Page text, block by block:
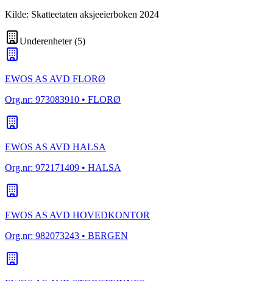
Kilde: Skatteetaten aksjeeierboken 2024
Underenheter(5)
EWOS AS AVD FLORØ
Org.nr: 973083910 • FLORØ
EWOS AS AVD HALSA
Org.nr: 972171409 • HALSA
EWOS AS AVD HOVEDKONTOR
Org.nr: 982073243 • BERGEN